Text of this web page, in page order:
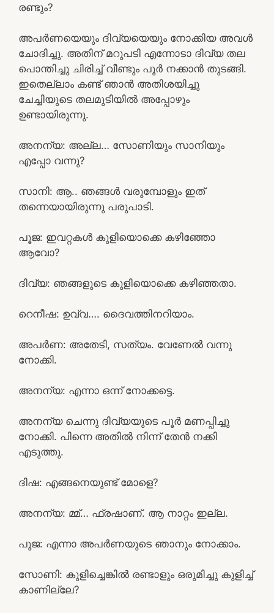
രണ്ടും?
അപർണയെയും ദിവ്യയെയും നോക്കിയ അവൾ
ചോദിച്ചു. അതിന് മറുപടി എന്നോടാ ദിവ്യ തല
പൊന്തിച്ചു ചിരിച്ച് വീണ്ടും പൂർ നക്കാൻ തുടങ്ങി.
ഇതെല്ലാം കണ്ട് ഞാൻ അതിശയിച്ചു
ചേച്ചിയുടെ തലമുടിയിൽ അപ്പോഴും
ഉണ്ടായിരുന്നു.
അനന്യ: അല്ല… സോണിയും സാനിയും
എപ്പോ വന്നു?
സാനി: ആ.. ഞങ്ങൾ വരുമ്പോളും ഇത്
തന്നെയായിരുന്നു പരുപാടി.
പൂജ: ഇവറ്റകൾ കുളിയൊക്കെ കഴിഞ്ഞോ
ആവോ?
ദിവ്യ: ഞങ്ങളുടെ കുളിയൊക്കെ കഴിഞ്ഞതാ.
റെനീഷ: ഉവ്വ…. ദൈവത്തിനറിയാം.
അപർണ: അതേടി, സത്യം. വേണേൽ വന്നു
നോക്കി.
അനന്യ: എന്നാ ഒന്ന് നോക്കട്ടെ.
അനന്യ ചെന്നു ദിവ്യയുടെ പൂർ മണപ്പിച്ചു
നോക്കി. പിന്നെ അതിൽ നിന്ന് തേൻ നക്കി
എടുത്തു.
ദിഷ: എങ്ങനെയുണ്ട് മോളെ?
അനന്യ: മ്മ്… ഫ്രഷാണ്. ആ നാറ്റം ഇല്ല.
പൂജ: എന്നാ അപർണയുടെ ഞാനും നോക്കാം.
സോണി: കുളിച്ചെങ്കിൽ രണ്ടാളും ഒരുമിച്ചു കുളിച്ച്
കാണില്ലേ?